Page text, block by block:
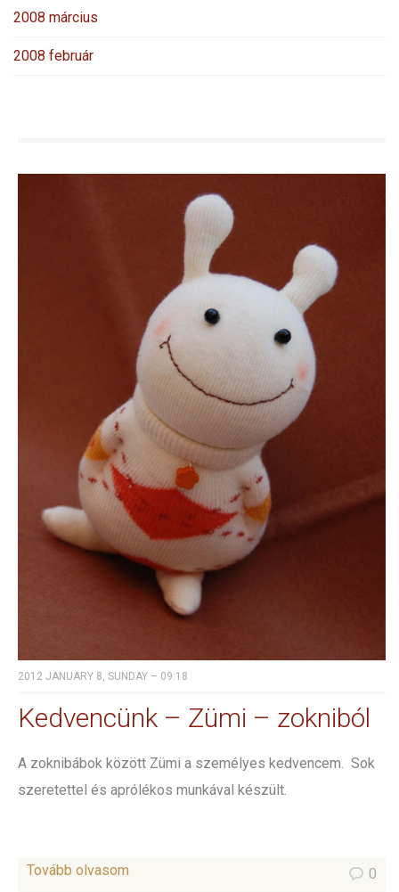
2008 március
2008 február
2012 JANUARY 8, SUNDAY – 09:18
Kedvencünk – Zümi – zokniból
A zoknibábok között Zümi a személyes kedvencem. Sok
szeretettel és aprólékos munkával készült.
Tovább olvasom 0